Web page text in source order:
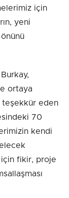
için
yeni
ortaya
teşekkür eden
70
kendi
için fikir, proje